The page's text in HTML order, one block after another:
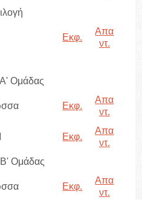
Εκφ.
Απα
ντ.
Ομάδας
Εκφ.
Απα
ντ.
Εκφ.
Απα
ντ.
Ομάδας
Εκφ.
Απα
ντ.